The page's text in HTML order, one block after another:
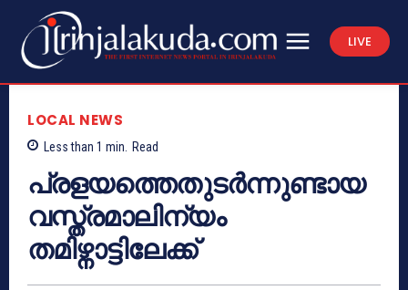
LIVE
LOCAL NEWS
Less than 1 min. Read
പ്രളയത്തെതുടര്‍ന്നുണ്ടായ
വസ്ത്രമാലിന്യം
തമിഴ്നാട്ടിലേക്ക്